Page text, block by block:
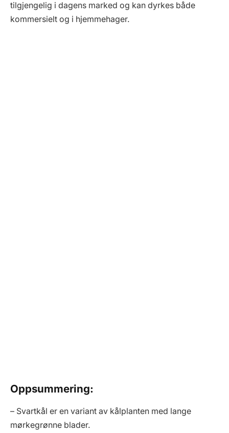
tilgjengelig i dagens marked og kan dyrkes både
kommersielt og i hjemmehager.
Oppsummering:
– Svartkål er en variant av kålplanten med lange
mørkegrønne blader.